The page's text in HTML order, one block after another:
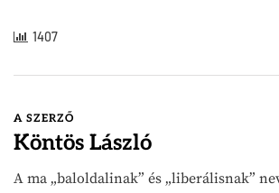
1407
A SZERZŐ
Köntös László
A ma „baloldalinak” és „liberálisnak”